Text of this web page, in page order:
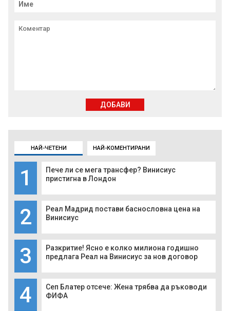
НАЙ-ЧЕТЕНИ НАЙ-КОМЕНТИРАНИ
1
Пече ли се мега трансфер? Винисиус
пристигна в Лондон
2
Реал Мадрид постави баснословна цена на
Винисиус
3
Разкритие! Ясно е колко милиона годишно
предлага Реал на Винисиус за нов договор
4
Сеп Блатер отсече: Жена трябва да ръководи
ФИФА
ДОБАВИ